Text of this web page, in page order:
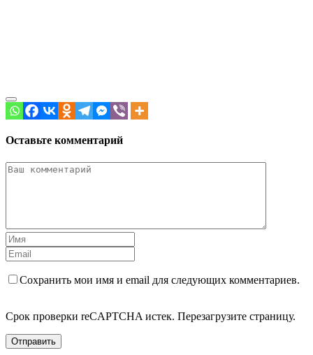
Оставьте комментарий
Сохранить мои имя и email для следующих комментариев.
Срок проверки reCAPTCHA истек. Перезагрузите страницу.
Отправить